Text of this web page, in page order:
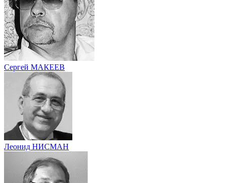
Сергей МАКЕЕВ
Леонид НИСМАН